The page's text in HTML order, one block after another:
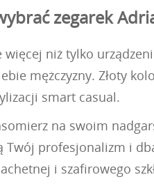
zegarek
niż tylko
mężczyzny. Złoty
smart casual.
na swoim
profesjonalizm i
i szafirowego